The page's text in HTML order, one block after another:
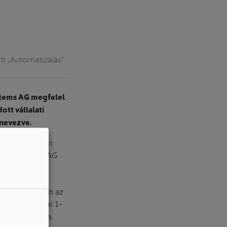
„Automatizálás”
AG megfelel
vállalati
az ipari
systems AG
az
tükrözi az
2025. február 1-
robotika,